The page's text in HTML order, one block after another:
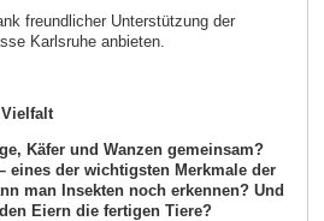
freundlicher Unterstützung der
Karlsruhe anbieten.
Käfer und Wanzen gemeinsam?
eines der wichtigsten Merkmale der
man Insekten noch erkennen? Und
Eiern die fertigen Tiere?